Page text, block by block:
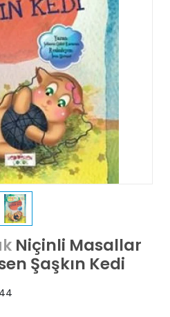
Niçinli Masallar
Şaşkın Kedi